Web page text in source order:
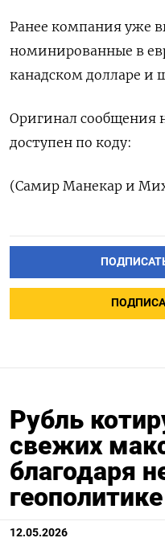
Ранее компания ​уже
номинированные в
‌канадском долларе и
Оригинал ‌сообщения
доступен ​по коду:
(Самир Манекар ‌и
Рубль
свежих
благодаря
геополитике
12.05.2026